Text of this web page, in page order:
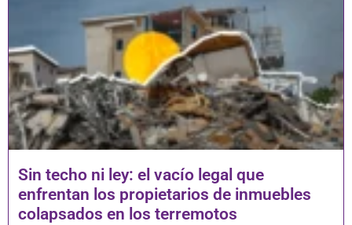
Sin techo ni ley: el vacío legal que
enfrentan los propietarios de inmuebles
colapsados en los terremotos